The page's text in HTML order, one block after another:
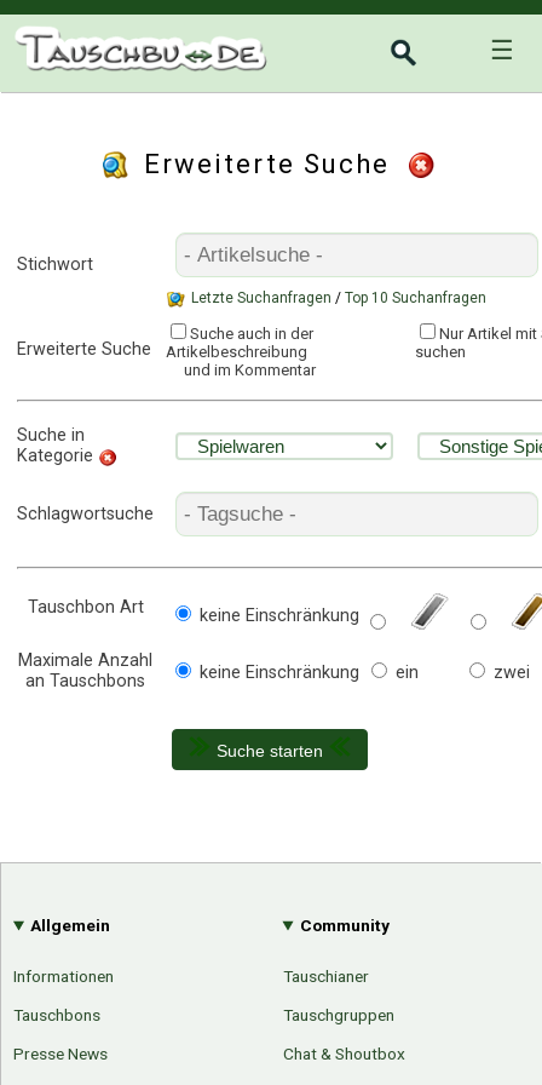
☰
Erweiterte Suche
Stichwort
Letzte Suchanfragen / Top 10 Suchanfragen
Erweiterte Suche
Suche auch in der
Artikelbeschreibung
und im Kommentar
Nur Artikel
suchen
Suche in
Kategorie
Schlagwortsuche
Tauschbon Art keine Einschränkung
Maximale Anzahl
an Tauschbons
keine Einschränkung ein zwei
Suche starten
Allgemein
Informationen
Tauschbons
Presse News
Community
Tauschianer
Tauschgruppen
Chat & Shoutbox